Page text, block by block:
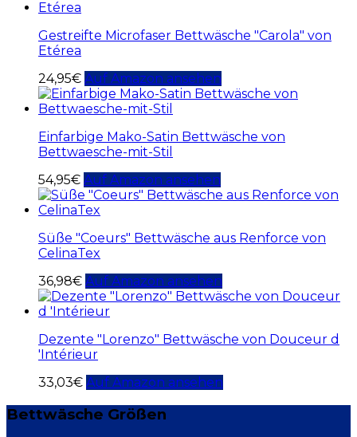
Gestreifte Microfaser Bettwäsche "Carola" von
Etérea
24,95€ Auf Amazon ansehen
Einfarbige Mako-Satin Bettwäsche von
Bettwaesche-mit-Stil
54,95€ Auf Amazon ansehen
Süße "Coeurs" Bettwäsche aus Renforce von
CelinaTex
36,98€ Auf Amazon ansehen
Dezente "Lorenzo" Bettwäsche von Douceur d
'Intérieur
33,03€ Auf Amazon ansehen
Bettwäsche Größen